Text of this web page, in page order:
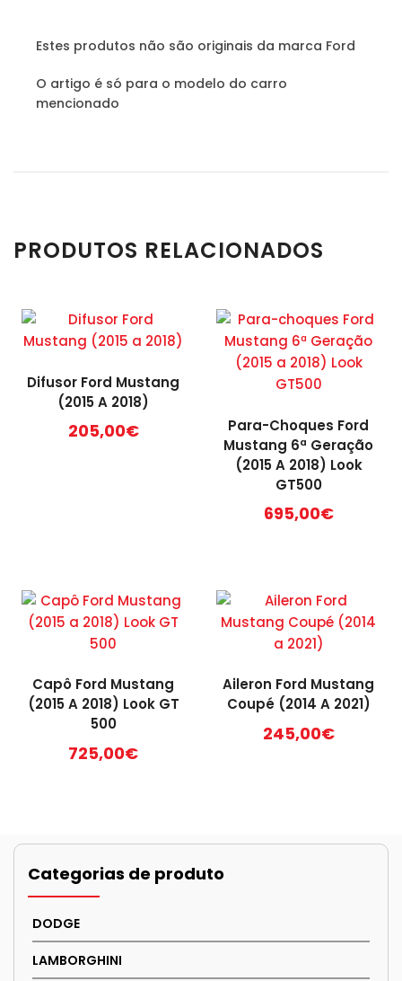
Estes produtos não são originais da marca Ford
O artigo é só para o modelo do carro
mencionado
PRODUTOS RELACIONADOS
Difusor Ford Mustang
(2015 A 2018)
205,00€
Para-Choques Ford
Mustang 6ª Geração
(2015 A 2018) Look
GT500
695,00€
Capô Ford Mustang
(2015 A 2018) Look GT
500
725,00€
Aileron Ford Mustang
Coupé (2014 A 2021)
245,00€
Categorias de produto
DODGE
LAMBORGHINI